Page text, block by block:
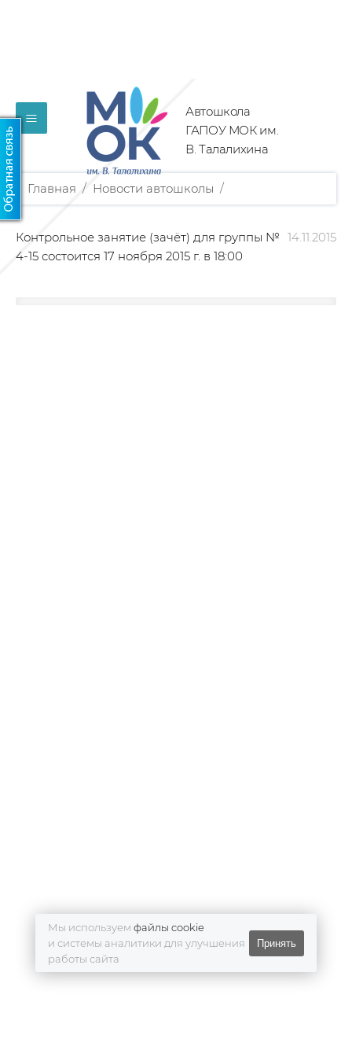
Мы используем файлы cookie
и системы аналитики для улучшения
работы сайта
Принять
Автошкола
ГАПОУ МОК им.
В. Талалихина
≡
Главная / Новости автошколы /
14.11.2015
Контрольное занятие (зачёт) для группы №
4-15 состоится 17 ноября 2015 г. в 18:00